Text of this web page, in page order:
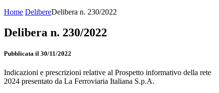
Home DelibereDelibera n. 230/2022
Delibera n. 230/2022
Pubblicata il 30/11/2022
Indicazioni e prescrizioni relative al Prospetto informativo della rete
2024 presentato da La Ferroviaria Italiana S.p.A.